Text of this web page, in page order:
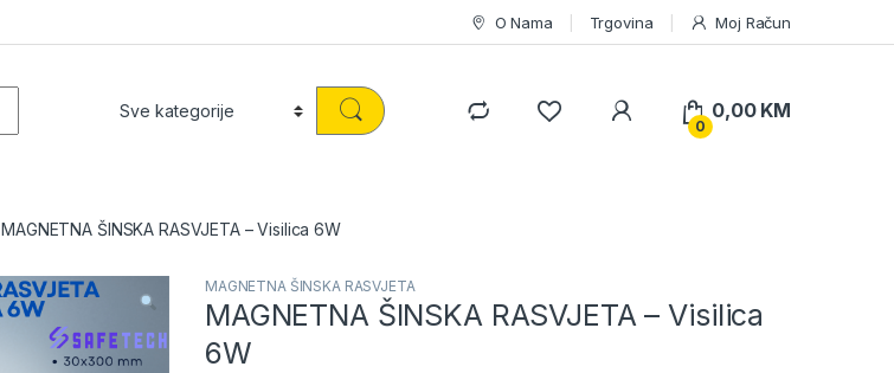
O Nama Trgovina Moj Račun
0
0,00 KM
MAGNETNA ŠINSKA RASVJETA – Visilica 6W
MAGNETNA ŠINSKA RASVJETA
MAGNETNA ŠINSKA RASVJETA – Visilica
6W